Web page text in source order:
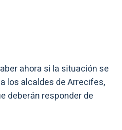
ahora si la situación se
los alcaldes de Arrecifes,
deberán responder de